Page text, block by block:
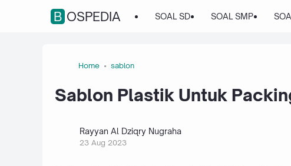
BOSPEDIA SOAL SD SOAL SMP
Home sablon
Sablon Plastik Untuk
Rayyan Al Dziqry Nugraha
23 Aug 2023